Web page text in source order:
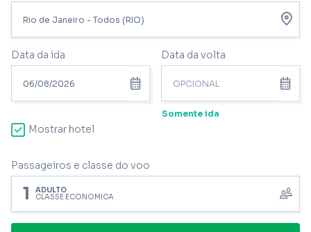
Data da ida Data da volta
Somente ida
Mostrar hotel
Passageiros e classe do voo
1 ADULTO
CLASSE ECONÔMICA